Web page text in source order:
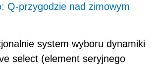
Q-przygodzie nad zimowym
system wyboru dynamiki
select (element seryjnego